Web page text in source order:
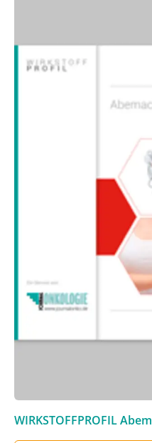
WIRKSTOFFPROFIL